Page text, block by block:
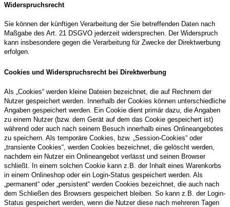
Widerspruchsrecht
Sie können der künftigen Verarbeitung der Sie betreffenden Daten nach
Maßgabe des Art. 21 DSGVO jederzeit widersprechen. Der Widerspruch
kann insbesondere gegen die Verarbeitung für Zwecke der Direktwerbung
erfolgen.
Cookies und Widerspruchsrecht bei Direktwerbung
Als „Cookies“ werden kleine Dateien bezeichnet, die auf Rechnern der
Nutzer gespeichert werden. Innerhalb der Cookies können unterschiedliche
Angaben gespeichert werden. Ein Cookie dient primär dazu, die Angaben
zu einem Nutzer (bzw. dem Gerät auf dem das Cookie gespeichert ist)
während oder auch nach seinem Besuch innerhalb eines Onlineangebotes
zu speichern. Als temporäre Cookies, bzw. „Session-Cookies“ oder
„transiente Cookies“, werden Cookies bezeichnet, die gelöscht werden,
nachdem ein Nutzer ein Onlineangebot verlässt und seinen Browser
schließt. In einem solchen Cookie kann z.B. der Inhalt eines Warenkorbs
in einem Onlineshop oder ein Login-Status gespeichert werden. Als
„permanent“ oder „persistent“ werden Cookies bezeichnet, die auch nach
dem Schließen des Browsers gespeichert bleiben. So kann z.B. der Login-
Status gespeichert werden, wenn die Nutzer diese nach mehreren Tagen